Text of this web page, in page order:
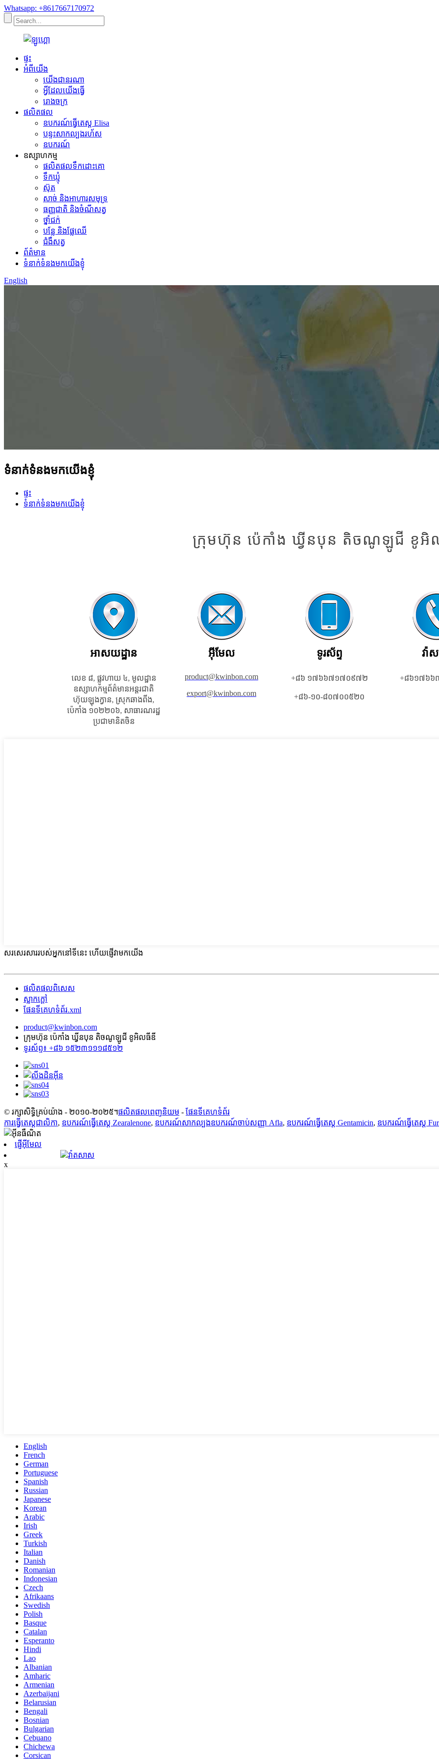
Whatsapp: +8617667170972
ផ្ទះ
អំពីយើង
យើងជានរណា
អ្វីដែលយើងធ្វើ
រោងចក្រ
ផលិតផល
ឧបករណ៍ធ្វើតេស្ត Elisa
បន្ទះសាកល្បងរហ័ស
ឧបករណ៍
ឧស្សាហកម្ម
ផលិតផលទឹកដោះគោ
ទឹកឃ្មុំ
ស៊ុត
សាច់ និងអាហារសមុទ្រ
ធញ្ញជាតិ និងចំណីសត្វ
ថ្នាំជក់
បន្លែ និងផ្លែឈើ
ជំងឺសត្វ
ព័ត៌មាន
ទំនាក់ទំនងមកយើងខ្ញុំ
English
ទំនាក់ទំនងមកយើងខ្ញុំ
ផ្ទះ
ទំនាក់ទំនងមកយើងខ្ញុំ
ក្រុមហ៊ុន ប៉េកាំង ឃ្វីនបុន តិចណូឡូជី ខូអិ
អាសយដ្ឋាន
លេខ ៨, ផ្លូវហាយ ៤, មូលដ្ឋាន
ឧស្សាហកម្មព័ត៌មានអន្តរជាតិ
ហ៊ុយឡុងក្វាន, ស្រុកឆាងពីង,
ប៉េកាំង ១០២២០៦, សាធារណរដ្ឋ
ប្រជាមានិតចិន
អ៊ីមែល
product@kwinbon.com
export@kwinbon.com
ទូរស័ព្ទ
+៨៦ ១៧៦៦៧១៧០៩៧២
+៨៦-១០-៨០៧០០៥២០
វ៉ា
+៨៦១៧៦
សរសេរសាររបស់អ្នកនៅទីនេះ ហើយផ្ញើវាមកយើង
ផលិតផលពិសេស
ស្លាក​ក្តៅ
ផែនទីគេហទំព័រ.xml
product@kwinbon.com
ក្រុមហ៊ុន ប៉េកាំង ឃ្វីនបុន តិចណូឡូជី ខូអិលធីឌី
ទូរស័ព្ទ៖ +៨៦ ១៥២៣១១១៨៥១២
© រក្សាសិទ្ធិគ្រប់យ៉ាង - ២០១០-២០២៥។ផលិតផលពេញនិយម - ផែនទីគេហទំព័រ
ការធ្វើតេស្តជាលិកា, ឧបករណ៍ធ្វើតេស្ត Zearalenone, ឧបករណ៍សាកល្បងឧបករណ៍ចាប់សញ្ញា Afla, ឧបករណ៍ធ្វើតេស្ត Gentamicin, ឧបករណ៍ធ្វើតេស្ត
ផ្ញើអ៊ីមែល
វ៉ាតសាស
x
English
French
German
Portuguese
Spanish
Russian
Japanese
Korean
Arabic
Irish
Greek
Turkish
Italian
Danish
Romanian
Indonesian
Czech
Afrikaans
Swedish
Polish
Basque
Catalan
Esperanto
Hindi
Lao
Albanian
Amharic
Armenian
Azerbaijani
Belarusian
Bengali
Bosnian
Bulgarian
Cebuano
Chichewa
Corsican